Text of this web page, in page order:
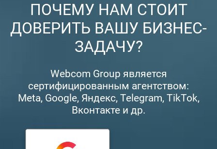
ПОЧЕМУ НАМ СТОИТ
ДОВЕРИТЬ ВАШУ БИЗНЕС-
ЗАДАЧУ?
Webcom Group является
сертифицированным агентством:
Meta, Google, Яндекс, Telegram, TikTok,
Вконтакте и др.